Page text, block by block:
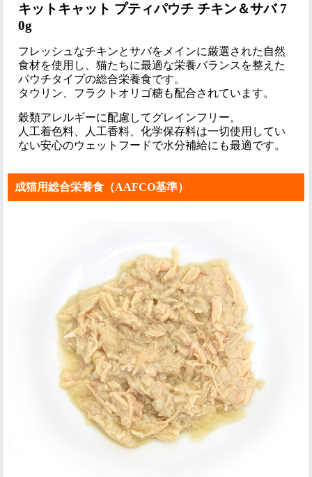
キットキャット プティパウチ チキン＆サバ 7
0g
フレッシュなチキンとサバをメインに厳選された自然
食材を使用し、猫たちに最適な栄養バランスを整えた
パウチタイプの総合栄養食です。
タウリン、フラクトオリゴ糖も配合されています。
穀類アレルギーに配慮してグレインフリー。
人工着色料、人工香料、化学保存料は一切使用してい
ない安心のウェットフードで水分補給にも最適です。
成猫用総合栄養食（AAFCO基準）